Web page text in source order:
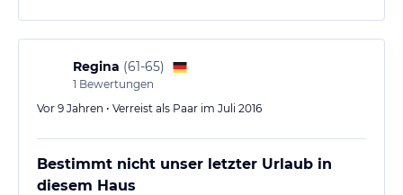
Regina (61-65)
1 Bewertungen
Vor 9 Jahren • Verreist als Paar im Juli 2016
Bestimmt nicht unser letzter Urlaub in
diesem Haus